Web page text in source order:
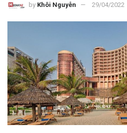
by Khôi Nguyễn 29/04/2022